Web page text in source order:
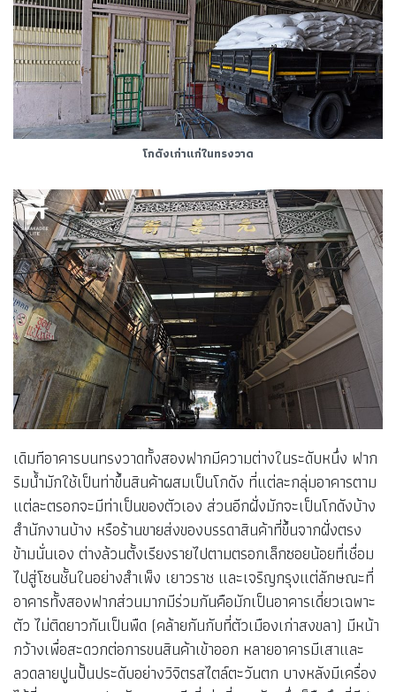
โกดังเก่าแก่ในทรงวาด
เดิมทีอาคารบนทรงวาดทั้งสองฟากมีความต่างในระดับหนึ่ง ฟาก
ริมน้ำมักใช้เป็นท่าขึ้นสินค้าผสมเป็นโกดัง ที่แต่ละกลุ่มอาคารตาม
แต่ละตรอกจะมีท่าเป็นของตัวเอง ส่วนอีกฝั่งมักจะเป็นโกดังบ้าง
สำนักงานบ้าง หรือร้านขายส่งของบรรดาสินค้าที่ขึ้นจากฝั่งตรง
ข้ามนั่นเอง ต่างล้วนตั้งเรียงรายไปตามตรอกเล็กซอยน้อยที่เชื่อม
ไปสู่โซนชั้นในอย่างสำเพ็ง เยาวราช และเจริญกรุงแต่ลักษณะที่
อาคารทั้งสองฟากส่วนมากมีร่วมกันคือมักเป็นอาคารเดี่ยวเฉพาะ
ตัว ไม่ติดยาวกันเป็นพืด (คล้ายกันกับที่ตัวเมืองเก่าสงขลา) มีหน้า
กว้างเพื่อสะดวกต่อการขนสินค้าเข้าออก หลายอาคารมีเสาและ
ลวดลายปูนปั้นประดับอย่างวิจิตรสไตล์ตะวันตก บางหลังมีเครื่อง